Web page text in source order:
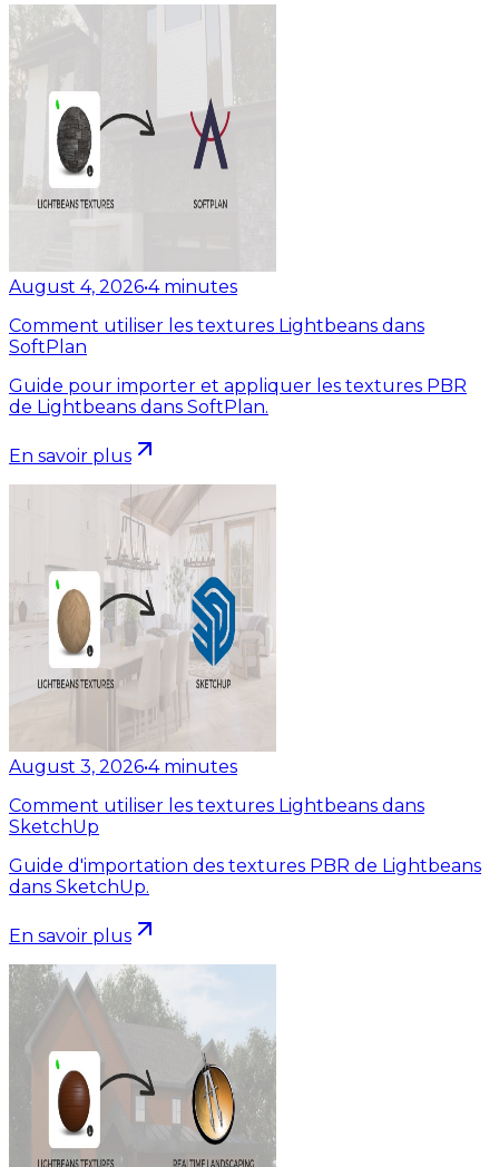
August 4, 2026•4 minutes
Comment utiliser les textures Lightbeans dans
SoftPlan
Guide pour importer et appliquer les textures PBR
de Lightbeans dans SoftPlan.
En savoir plus
August 3, 2026•4 minutes
Comment utiliser les textures Lightbeans dans
SketchUp
Guide d'importation des textures PBR de Lightbeans
dans SketchUp.
En savoir plus